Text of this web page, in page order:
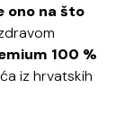
ono na što
100 %
iz hrvatskih